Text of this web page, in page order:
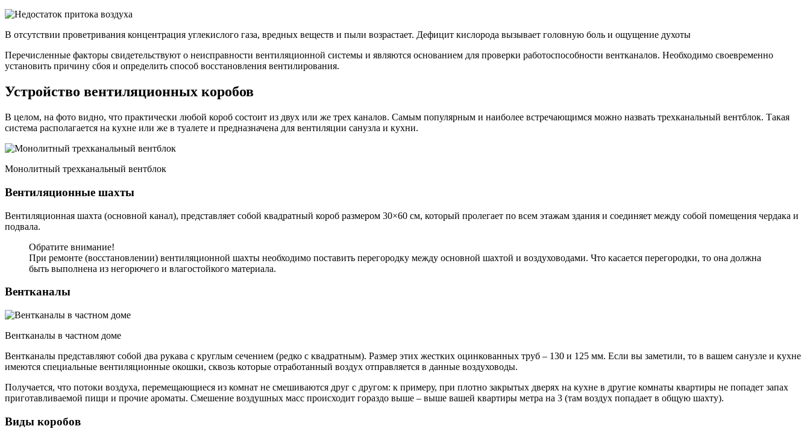
В отсутствии проветривания концентрация углекислого газа, вредных веществ и пыли возрастает. Дефицит кислорода вызывает головную боль и ощущение духоты
Перечисленные факторы свидетельствуют о неисправности вентиляционной системы и являются основанием для проверки работоспособности вентканалов. Необходимо своевременно
установить причину сбоя и определить способ восстановления вентилирования.
Устройство вентиляционных коробов
В целом, на фото видно, что практически любой короб состоит из двух или же трех каналов. Самым популярным и наиболее встречающимся можно назвать трехканальный вентблок. Такая
система располагается на кухне или же в туалете и предназначена для вентиляции санузла и кухни.
Монолитный трехканальный вентблок
Вентиляционные шахты
Вентиляционная шахта (основной канал), представляет собой квадратный короб размером 30×60 см, который пролегает по всем этажам здания и соединяет между собой помещения чердака и
подвала.
Обратите внимание!
При ремонте (восстановлении) вентиляционной шахты необходимо поставить перегородку между основной шахтой и воздуховодами. Что касается перегородки, то она должна
быть выполнена из негорючего и влагостойкого материала.
Вентканалы
Вентканалы в частном доме
Вентканалы представляют собой два рукава с круглым сечением (редко с квадратным). Размер этих жестких оцинкованных труб – 130 и 125 мм. Если вы заметили, то в вашем санузле и кухне
имеются специальные вентиляционные окошки, сквозь которые отработанный воздух отправляется в данные воздуховоды.
Получается, что потоки воздуха, перемещающиеся из комнат не смешиваются друг с другом: к примеру, при плотно закрытых дверях на кухне в другие комнаты квартиры не попадет запах
приготавливаемой пищи и прочие ароматы. Смешение воздушных масс происходит гораздо выше – выше вашей квартиры метра на 3 (там воздух попадает в общую шахту).
Виды коробов